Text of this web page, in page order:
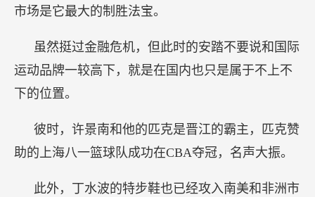
市场是它最大的制胜法宝。
虽然挺过金融危机，但此时的安踏不要说和国际
运动品牌一较高下，就是在国内也只是属于不上不
下的位置。
彼时，许景南和他的匹克是晋江的霸主，匹克赞
助的上海八一篮球队成功在CBA夺冠，名声大振。
此外，丁水波的特步鞋也已经攻入南美和非洲市